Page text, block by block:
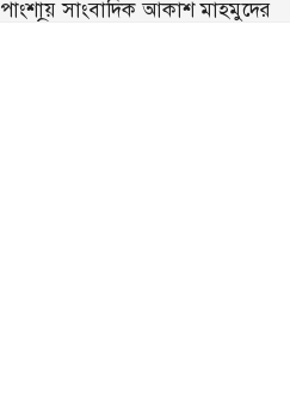
পাংশায় সাংবাদিক আকাশ মাহমুদের